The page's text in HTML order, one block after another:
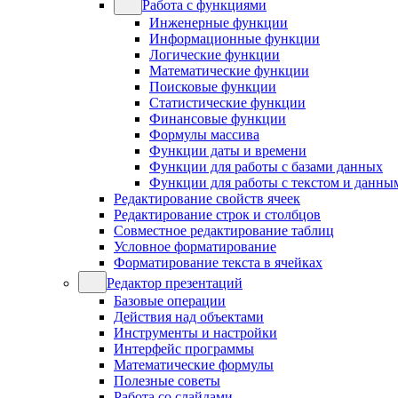
Работа с функциями
Инженерные функции
Информационные функции
Логические функции
Математические функции
Поисковые функции
Статистические функции
Финансовые функции
Формулы массива
Функции даты и времени
Функции для работы с базами данных
Функции для работы с текстом и
Редактирование свойств ячеек
Редактирование строк и столбцов
Совместное редактирование таблиц
Условное форматирование
Форматирование текста в ячейках
Редактор презентаций
Базовые операции
Действия над объектами
Инструменты и настройки
Интерфейс программы
Математические формулы
Полезные советы